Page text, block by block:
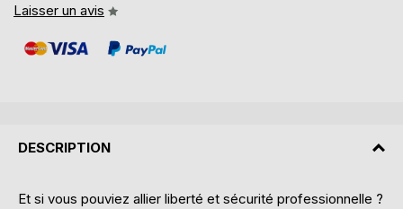
Laisser un avis
DESCRIPTION
Et si vous pouviez allier liberté et sécurité professionnelle ?